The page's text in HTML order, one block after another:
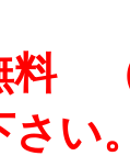
料
い